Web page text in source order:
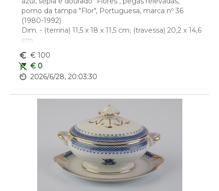
pomo da tampa "Flor", Portuguesa, marca nº 36
(1980-1992)
Dim. - (terrina) 11,5 x 18 x 11,5 cm; (travessa) 20,2 x 14,6
cm
euro_symbol € 100
remove_shopping_cart € 0
av_timer 2026/6/28, 20:03:30